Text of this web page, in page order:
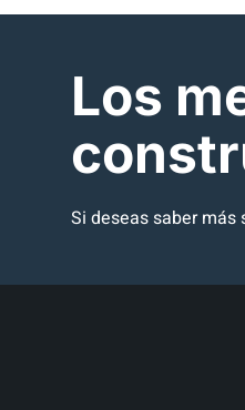
Los
Si deseas saber más